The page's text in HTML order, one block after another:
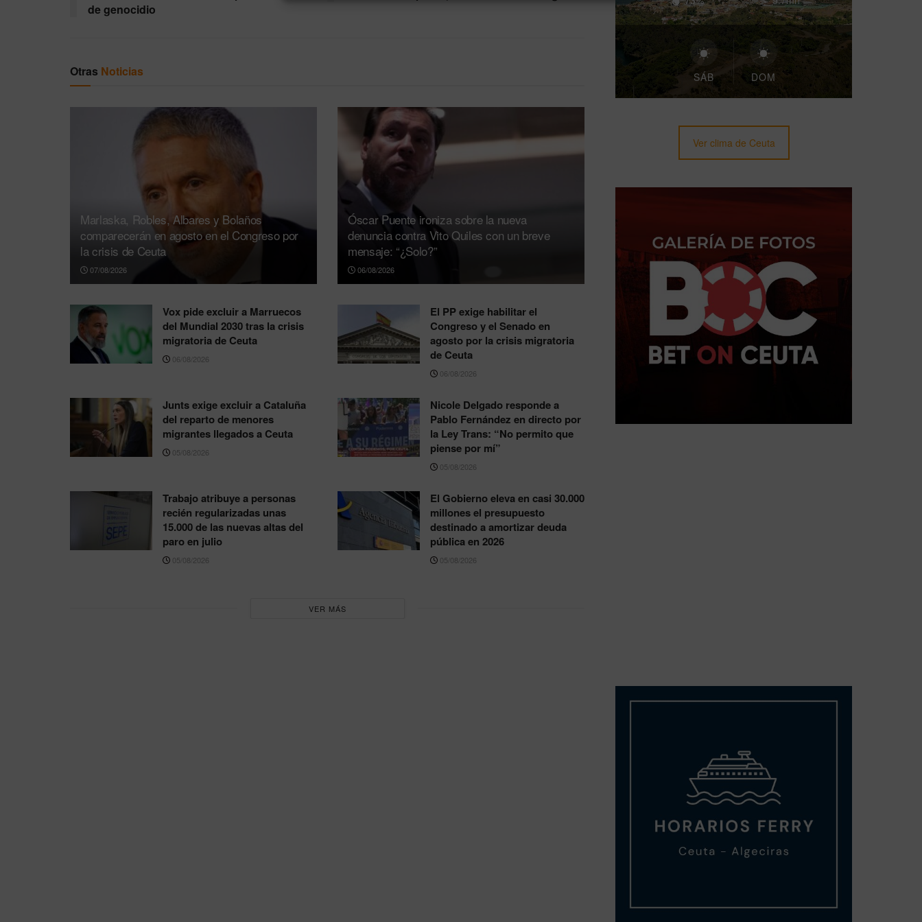
de genocidio
Otras Noticias
Marlaska, Robles, Albares y Bolaños
comparecerán en agosto en el Congreso por
la crisis de Ceuta
07/08/2026
Óscar Puente ironiza sobre la nueva
denuncia contra Vito Quiles con un breve
mensaje: “¿Solo?”
06/08/2026
Vox pide excluir a Marruecos
del Mundial 2030 tras la crisis
migratoria de Ceuta
06/08/2026
El PP exige habilitar el
Congreso y el Senado en
agosto por la crisis migratoria
de Ceuta
06/08/2026
Junts exige excluir a Cataluña
del reparto de menores
migrantes llegados a Ceuta
05/08/2026
Nicole Delgado responde a
Pablo Fernández en directo por
la Ley Trans: “No permito que
piense por mí”
05/08/2026
Trabajo atribuye a personas
recién regularizadas unas
15.000 de las nuevas altas del
paro en julio
05/08/2026
El Gobierno eleva en casi 30.000
millones el presupuesto
destinado a amortizar deuda
pública en 2026
05/08/2026
VER MÁS
SÁB DOM
Ver clima de Ceuta